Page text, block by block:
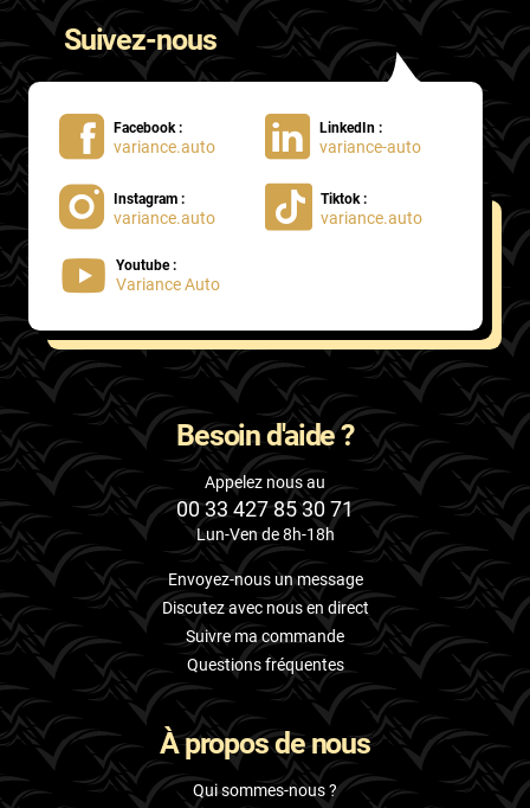
Suivez-nous
Facebook :
variance.auto
LinkedIn :
variance-auto
Instagram :
variance.auto
Tiktok :
variance.auto
Youtube :
Variance Auto
Besoin d'aide ?
Appelez nous au
00 33 427 85 30 71
Lun-Ven de 8h-18h
Envoyez-nous un message
Discutez avec nous en direct
Suivre ma commande
Questions fréquentes
À propos de nous
Qui sommes-nous ?